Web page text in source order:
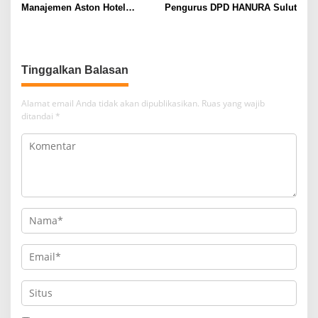
Manajemen Aston Hotel
Pengurus DPD HANURA Sulut
Tinggalkan Balasan
Alamat email Anda tidak akan dipublikasikan. Ruas yang wajib
ditandai *